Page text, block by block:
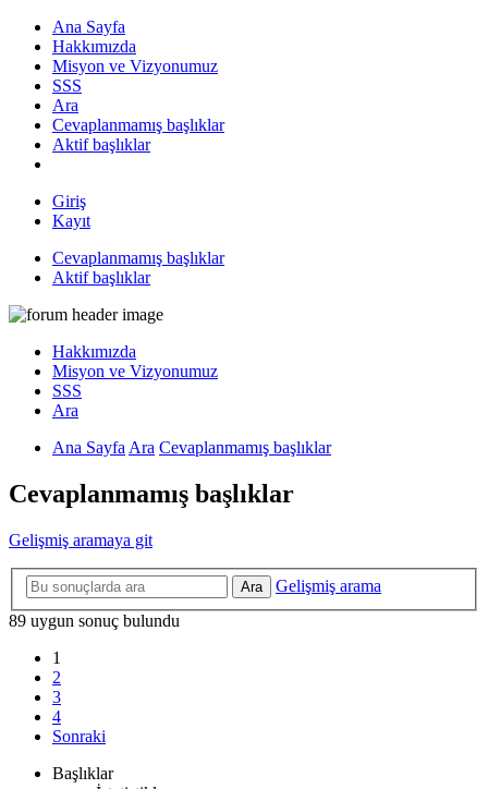
Ana Sayfa
Hakkımızda
Misyon ve Vizyonumuz
SSS
Ara
Cevaplanmamış başlıklar
Aktif başlıklar
Giriş
Kayıt
Cevaplanmamış başlıklar
Aktif başlıklar
Hakkımızda
Misyon ve Vizyonumuz
SSS
Ara
Ana Sayfa Ara Cevaplanmamış başlıklar
Cevaplanmamış başlıklar
Gelişmiş aramaya git
Ara
Gelişmiş arama
89 uygun sonuç bulundu
1
2
3
4
Sonraki
Başlıklar